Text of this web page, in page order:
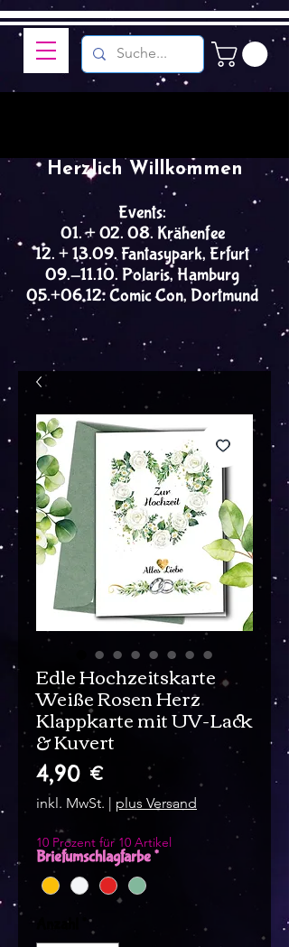
Events:
01. + 02. 08. Krähenfee
12. + 13.09. Fantasypark, Erfurt
09.-11.10. Polaris, Hamburg
05.+06.12. Comic Con, Dortmund
Herzlich Willkommen
Edle Hochzeitskarte
Weiße Rosen Herz
Klappkarte mit UV-Lack
& Kuvert
4,90 €Preis
inkl. MwSt. | plus Versand
10 Prozent für 10 Artikel
Briefumschlagfarbe*
Anzahl